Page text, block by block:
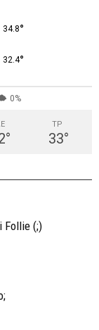
34.8°
32.4°
0%
°
ΤΡ
33°
Follie (;)